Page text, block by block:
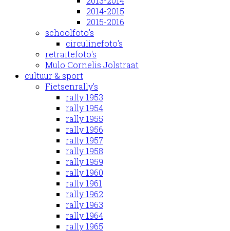
2014-2015
2015-2016
schoolfoto's
circulinefoto's
retraitefoto's
Mulo Cornelis Jolstraat
cultuur & sport
Fietsenrally's
rally 1953
rally 1954
rally 1955
rally 1956
rally 1957
rally 1958
rally 1959
rally 1960
rally 1961
rally 1962
rally 1963
rally 1964
rally 1965